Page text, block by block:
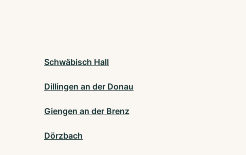
Schwäbisch Hall
Dillingen an der Donau
Giengen an der Brenz
Dörzbach